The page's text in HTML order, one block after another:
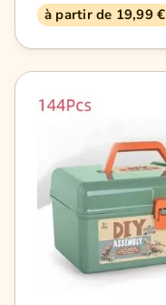
à partir de 19,99 €